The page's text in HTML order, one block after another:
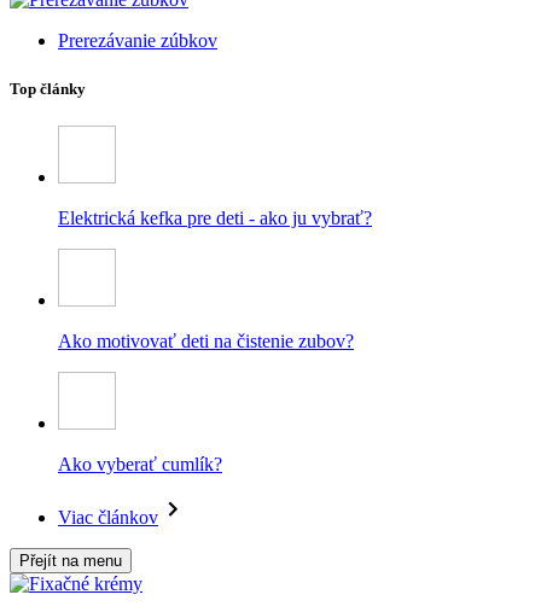
Prerezávanie zúbkov
Top články
Elektrická kefka pre deti - ako ju vybrať?
Ako motivovať deti na čistenie zubov?
Ako vyberať cumlík?
Viac článkov
Přejít na menu